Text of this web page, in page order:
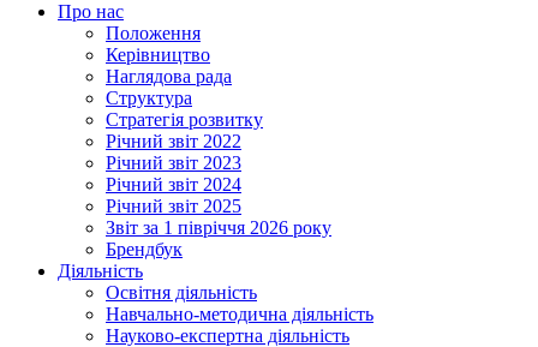
Про нас
Положення
Керівництво
Наглядова рада
Структура
Стратегія розвитку
Річний звіт 2022
Річний звіт 2023
Річний звіт 2024
Річний звіт 2025
Звіт за 1 півріччя 2026 року
Брендбук
Діяльність
Освітня діяльність
Навчально-методична діяльність
Науково-експертна діяльність